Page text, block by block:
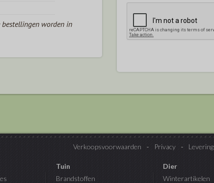
bestellingen worden in
Verkoopsvoorwaarden Privacy Levering
Tuin
Brandstoffen
Dier
Winterartikelen